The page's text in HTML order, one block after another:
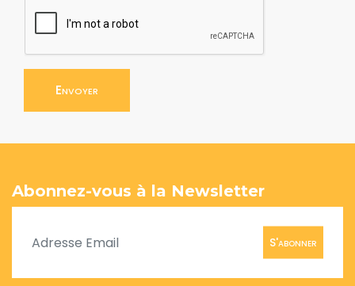
Envoyer
Abonnez-vous à la Newsletter
S'abonner